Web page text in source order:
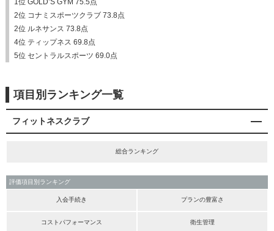
1位 GOLD’S GYM 75.5点
2位 コナミスポーツクラブ 73.8点
2位 ルネサンス 73.8点
4位 ティップネス 69.8点
5位 セントラルスポーツ 69.0点
項目別ランキング一覧
フィットネスクラブ
総合ランキング
評価項目別ランキング
入会手続き プランの豊富さ
コストパフォーマンス 衛生管理